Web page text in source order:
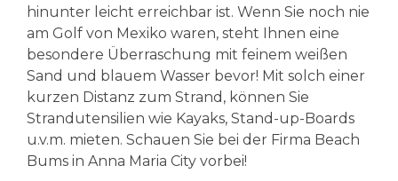
hinunter leicht erreichbar ist. Wenn Sie noch nie
am Golf von Mexiko waren, steht Ihnen eine
besondere Überraschung mit feinem weißen
Sand und blauem Wasser bevor! Mit solch einer
kurzen Distanz zum Strand, können Sie
Strandutensilien wie Kayaks, Stand-up-Boards
u.v.m. mieten. Schauen Sie bei der Firma Beach
Bums in Anna Maria City vorbei!